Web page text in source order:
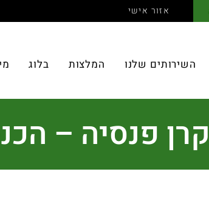
אזור אישי
השירותים שלנו המלצות בלוג
קרן פנסיה –